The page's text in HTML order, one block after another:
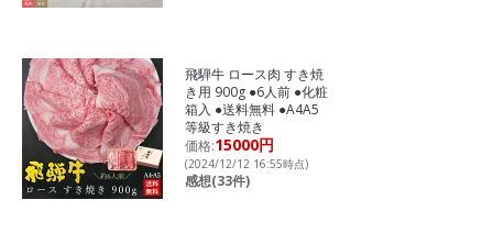
飛騨牛 ロース肉 すき焼
き用 900g ●6人前 ●化粧
箱入 ●送料無料 ●A4A5
等級すき焼き
価格:15000円
(2024/12/12 16:55時点)
感想(33件)